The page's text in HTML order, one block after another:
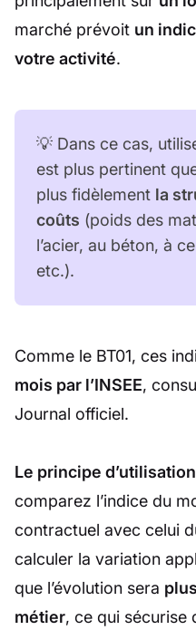
marché prévoit un
votre activité.
💡 Dans ce cas,
est plus pertinent
plus fidèlement la
coûts (poids des
l’acier, au béton, à
etc.).
Comme le BT01, ces
mois par l’INSEE,
Journal officiel.
Le principe
comparez l’indice du
contractuel avec celui
calculer la variation
que l’évolution sera
métier, ce qui sécurise